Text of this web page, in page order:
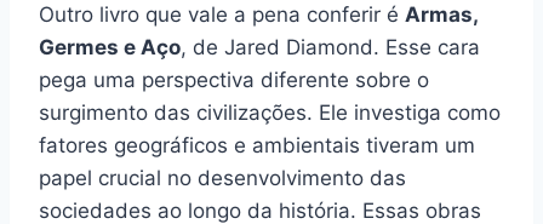
Outro livro que vale a pena conferir é Armas,
Germes e Aço, de Jared Diamond. Esse cara
pega uma perspectiva diferente sobre o
surgimento das civilizações. Ele investiga como
fatores geográficos e ambientais tiveram um
papel crucial no desenvolvimento das
sociedades ao longo da história. Essas obras